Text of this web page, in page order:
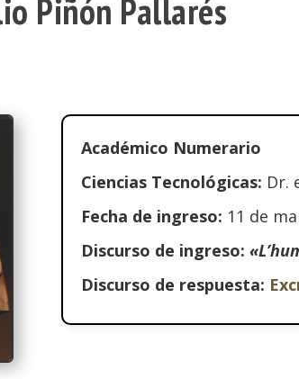
Piñón Pallarés
Académico Numerario
Ciencias Tecnológicas: Dr.
Fecha de ingreso: 11 de
Discurso de ingreso:
Discurso de respuesta: